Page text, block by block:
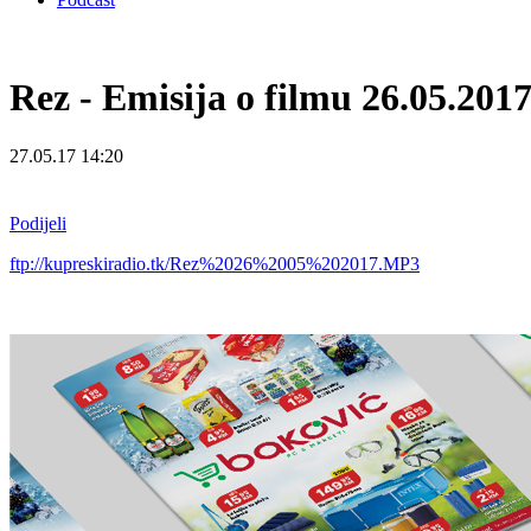
Rez - Emisija o filmu
27.05.17 14:20
Podijeli
ftp://kupreskiradio.tk/Rez%2026%2005%202017.MP3